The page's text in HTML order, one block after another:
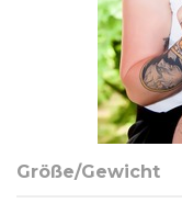
Größe/Gewicht